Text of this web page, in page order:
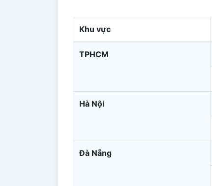
Khu vực
TPHCM
Hà Nội
Đà Nẵng